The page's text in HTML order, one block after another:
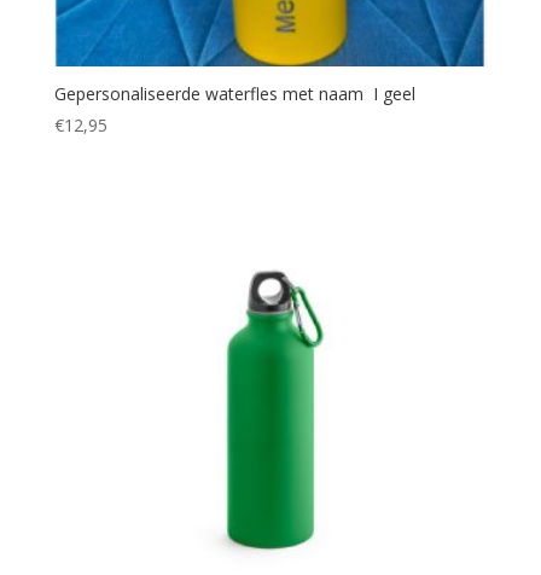
Gepersonaliseerde waterfles met naam I geel
€12,95